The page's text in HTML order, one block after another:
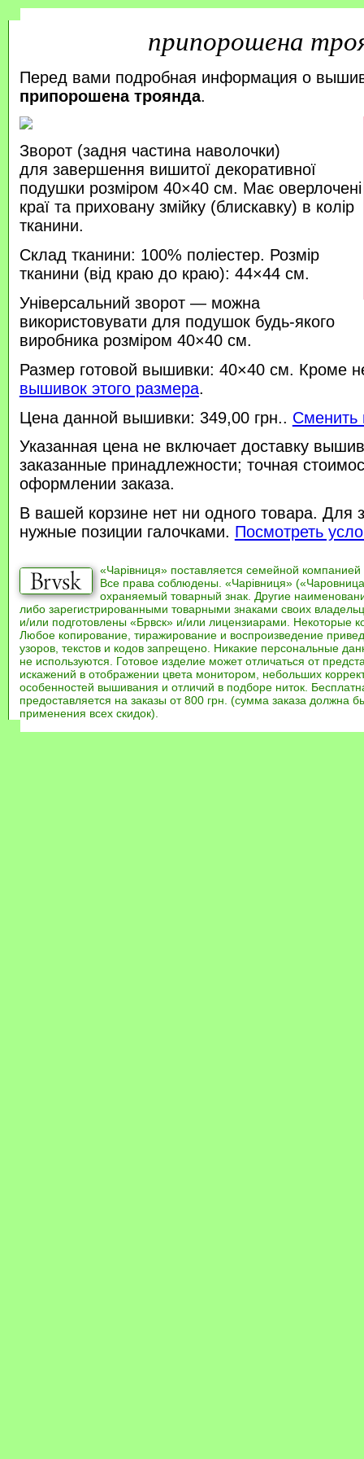
припорошена
Перед вами подробная информация о
припорошена троянда.
Зворот (задня частина наволочки)
для завершення вишитої декоративної
подушки розміром 40×40 см. Має оверлочені
краї та приховану змійку (блискавку) в колір
тканини.
Склад тканини: 100% поліестер. Розмір
тканини (від краю до краю): 44×44 см.
Універсальний зворот — можна
використовувати для подушок будь-якого
виробника розміром 40×40 см.
Размер готовой вышивки: 40×40 см. Кроме
вышивок этого размера.
Цена данной вышивки: 349,00 грн.. Сменить
Указанная цена не включает доставку
заказанные принадлежности; точная
оформлении заказа.
В вашей корзине нет ни одного товара. Для
нужные позиции галочками. Посмотреть
«Чарівниця» поставляется семейной компанией
Все права соблюдены. «Чарівниця»
охраняемый товарный знак. Другие
либо зарегистрированными товарными знаками своих
и/или подготовлены «Брвск» и/или лицензиарами. Некоторые
Любое копирование, тиражирование и воспроизведение
узоров, текстов и кодов запрещено. Никакие персональные
не используются. Готовое изделие может отличаться от
искажений в отображении цвета монитором, небольших
особенностей вышивания и отличий в подборе ниток.
предоставляется на заказы от 800 грн. (сумма заказа должна
применения всех скидок).